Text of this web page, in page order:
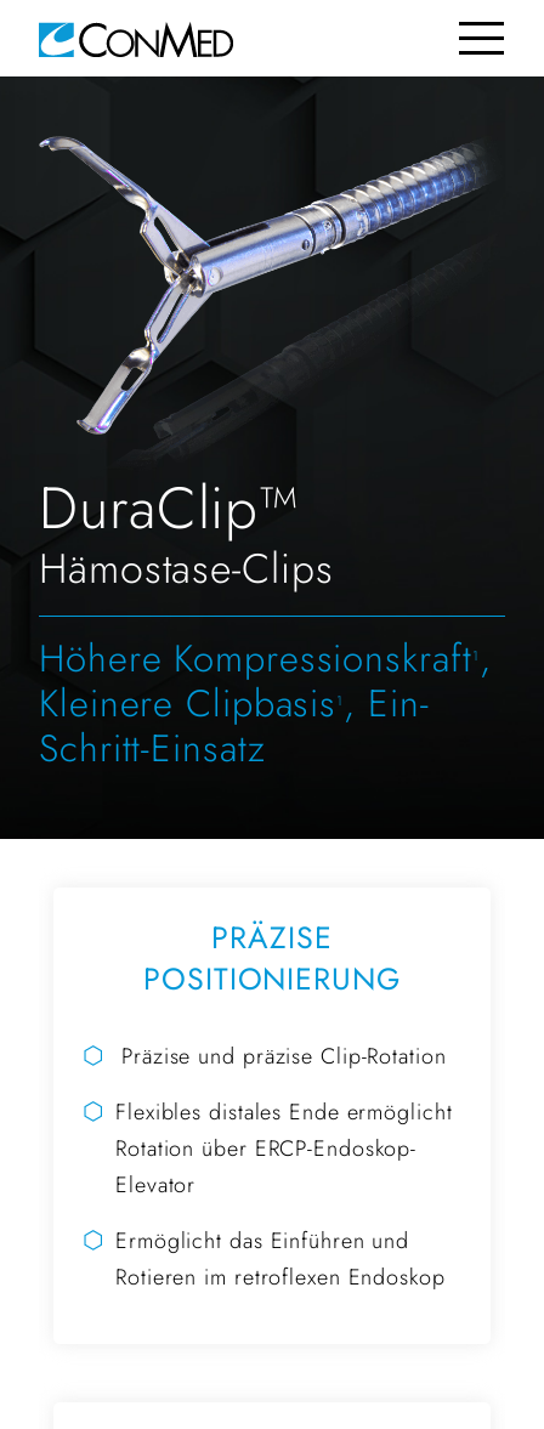
DuraClip™
Hämostase-Clips
Höhere Kompressionskraft1 ,
Kleinere Clipbasis 1 , Ein-
Schritt-Einsatz
PRÄZISE
POSITIONIERUNG
⬡ Präzise und präzise Clip-Rotation
⬡ Flexibles distales Ende ermöglicht
Rotation über ERCP-Endoskop-
Elevator
⬡ Ermöglicht das Einführen und
Rotieren im retroflexen Endoskop